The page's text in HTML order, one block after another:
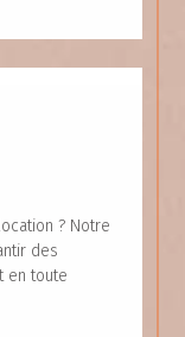
? Notre
des
en toute